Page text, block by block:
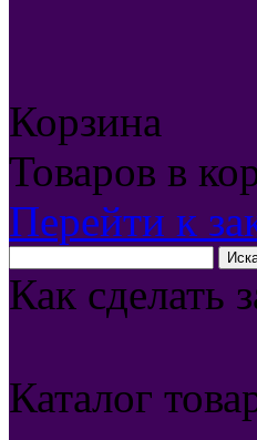
Корзина
Товаров в
Перейти к
Как сделать
Каталог